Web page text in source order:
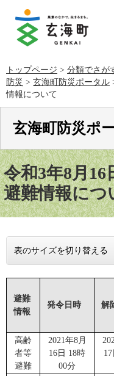
で
す。
ば
し
て
トップページ > 分類でさが
防災 > 玄海町防災ポータル
情報について
玄海町防災ポ
本
文令和3年8月
避難情報につ
表のサイズを切り替える
避難
情報
発令日時 解
高齢
者等
避難
2021年8月
16日 18時
00分